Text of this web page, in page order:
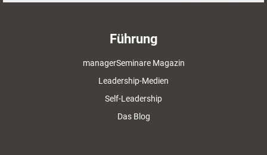
Führung
managerSeminare Magazin
Leadership-Medien
Self-Leadership
Das Blog